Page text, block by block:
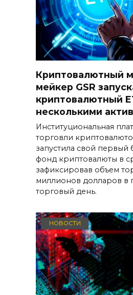
Криптовалютный
мейкер GSR
криптовалютный
несколькими
Институциональная
торговли
запустила свой
фонд криптовалюты в
зафиксировав объем
миллионов долларов в
торговый день.
НОВОСТИ